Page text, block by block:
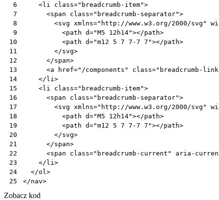
6
7
8
9
10
11
12
13
14
15
16
17
18
19
20
21
22
23
24
25
<li class="breadcrumb-item">
<span class="breadcrumb-separator">
<svg xmlns="http://www.w3.org/2000/svg"
<path d="M5 12h14"></path>
<path d="m12 5 7 7-7 7"></path>
</svg>
</span>
<a href="/components" class="breadcrumb-
</li >
<li class="breadcrumb-item">
<span class="breadcrumb-separator">
<svg xmlns="http://www.w3.org/2000/svg"
<path d="M5 12h14"></path>
<path d="m12 5 7 7-7 7"></path>
</svg>
</span>
<span class="breadcrumb-current"
aria-
</li >
</ol >
</nav>
Zobacz kod